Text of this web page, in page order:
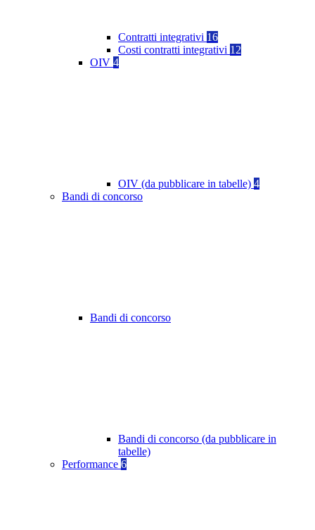
Contratti integrativi 16
Costi contratti integrativi 12
OIV 4
OIV (da pubblicare in tabelle) 4
Bandi di concorso
Bandi di concorso
Bandi di concorso (da pubblicare in
tabelle)
Performance 6